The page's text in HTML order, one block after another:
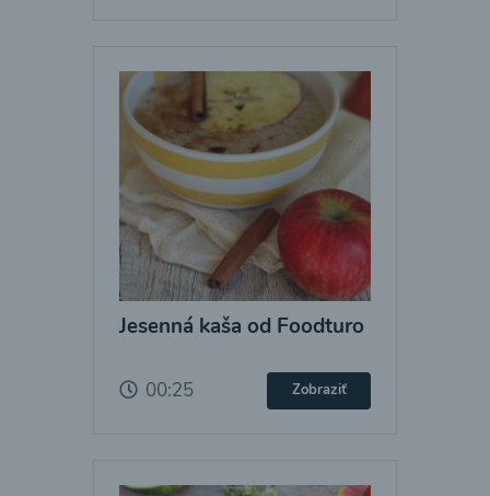
Jesenná kaša od Foodturo
00:25 Zobraziť